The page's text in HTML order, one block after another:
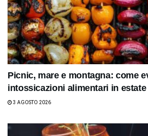
Picnic, mare e montagna: come
intossicazioni alimentari in estate
3 AGOSTO 2026